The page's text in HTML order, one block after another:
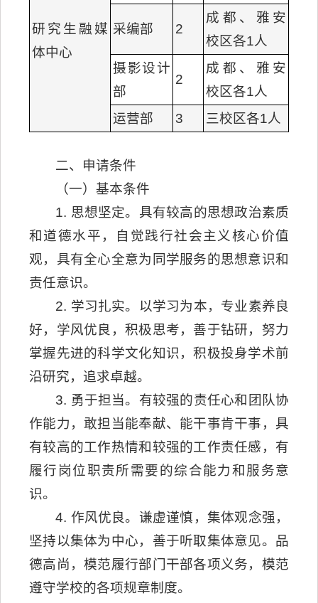
研究生融媒
体中心
采编部 2
成都、雅安
校区各1人
摄影设计
部
2
成都、雅安
校区各1人
运营部
3 三校区各1人
二、申请条件
（一）基本条件
1. 思想坚定。具有较高的思想政治素质
和道德水平，自觉践行社会主义核心价值
观，具有全心全意为同学服务的思想意识和
责任意识。
2. 学习扎实。以学习为本，专业素养良
好，学风优良，积极思考，善于钻研，努力
掌握先进的科学文化知识，积极投身学术前
沿研究，追求卓越。
3. 勇于担当。有较强的责任心和团队协
作能力，敢担当能奉献、能干事肯干事，具
有较高的工作热情和较强的工作责任感，有
履行岗位职责所需要的综合能力和服务意
识。
4. 作风优良。谦虚谨慎，集体观念强，
坚持以集体为中心，善于听取集体意见。品
德高尚，模范履行部门干部各项义务，模范
遵守学校的各项规章制度。